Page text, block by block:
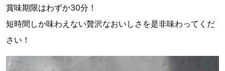
賞味期限はわずか30分！
短時間しか味わえない贅沢なおいしさを是非味わってくだ
さい！